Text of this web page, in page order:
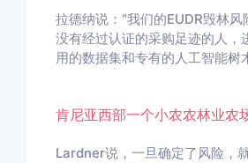
拉德纳说：“我们的EUDR毁林
没有经过认证的采购足迹的人，
用的数据集和专有的人工智能树
肯尼亚西部一个小农农林业农
Lardner说，一旦确定了风险，